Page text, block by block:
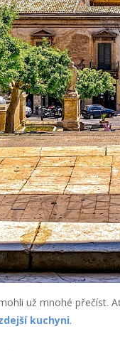
už mnohé přečíst.
kuchyni.